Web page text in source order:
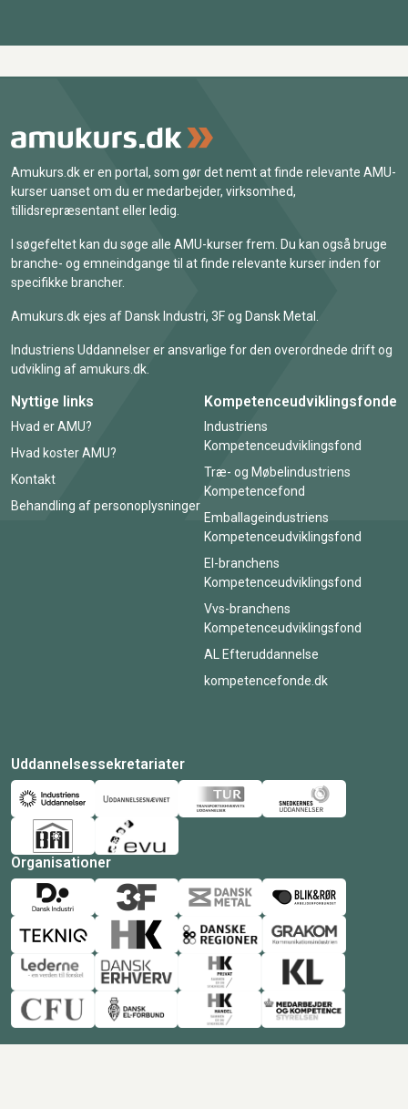
Amukurs.dk er en portal, som gør det nemt at finde relevante AMU-
kurser uanset om du er medarbejder, virksomhed,
tillidsrepræsentant eller ledig.
I søgefeltet kan du søge alle AMU-kurser frem. Du kan også bruge
branche- og emneindgange til at finde relevante kurser inden for
specifikke brancher.
Amukurs.dk ejes af Dansk Industri, 3F og Dansk Metal.
Industriens Uddannelser er ansvarlige for den overordnede drift og
udvikling af amukurs.dk.
Nyttige links
Hvad er AMU?
Hvad koster AMU?
Kontakt
Behandling af personoplysninger
Kompetenceudviklingsfonde
Industriens
Kompetenceudviklingsfond
Træ- og Møbelindustriens
Kompetencefond
Emballageindustriens
Kompetenceudviklingsfond
El-branchens
Kompetenceudviklingsfond
Vvs-branchens
Kompetenceudviklingsfond
AL Efteruddannelse
kompetencefonde.dk
Uddannelsessekretariater
Organisationer